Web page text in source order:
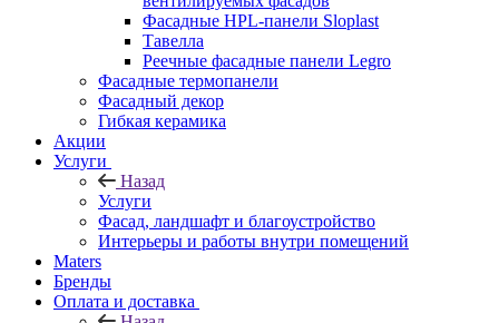
Фасадные HPL-панели Sloplast
Тавелла
Реечные фасадные панели Legro
Фасадные термопанели
Фасадный декор
Гибкая керамика
Акции
Услуги
Назад
Услуги
Фасад, ландшафт и благоустройство
Интерьеры и работы внутри помещений
Maters
Бренды
Оплата и доставка